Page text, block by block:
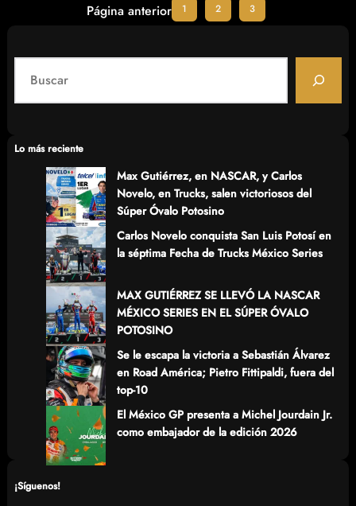
Página anterior 1 2 3
a
cLo más reciente
Max Gutiérrez, en NASCAR, y Carlos
Novelo, en Trucks, salen victoriosos del
Súper Óvalo Potosino
Carlos Novelo conquista San Luis Potosí en
la séptima Fecha de Trucks México Series
MAX GUTIÉRREZ SE LLEVÓ LA NASCAR
MÉXICO SERIES EN EL SÚPER ÓVALO
POTOSINO
Se le escapa la victoria a Sebastián Álvarez
en Road América; Pietro Fittipaldi, fuera del
top-10
El México GP presenta a Michel Jourdain Jr.
como embajador de la edición 2026
¡Síguenos!